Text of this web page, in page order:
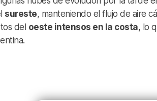
sureste, manteniendo el flujo de aire
del oeste intensos en la costa, lo